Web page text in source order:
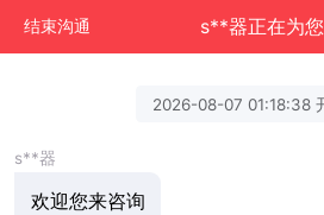
结束沟通 s**器正在为
2026-08-07 01:18:38
s**器
欢迎您来咨询